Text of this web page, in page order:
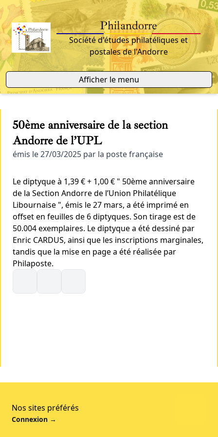
Philandorre
Société d'études philatéliques et
postales de l'Andorre
Afficher le menu
50ème anniversaire de la section
Andorre de l’UPL
émis le 27/03/2025 par la poste française
Le diptyque à 1,39 € + 1,00 € " 50ème anniversaire
de la Section Andorre de l’Union Philatélique
Libournaise ", émis le 27 mars, a été imprimé en
offset en feuilles de 6 diptyques. Son tirage est de
50.004 exemplaires. Le diptyque a été dessiné par
Enric CARDUS, ainsi que les inscriptions marginales,
tandis que la mise en page a été réalisée par
Philaposte.
Nos sites préférés
Connexion →